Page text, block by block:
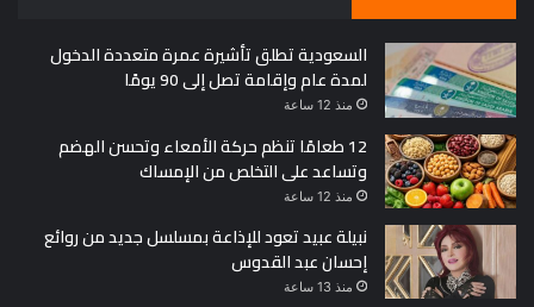
السعودية تطلق تأشيرة عمرة متعددة الدخول
لمدة عام وإقامة تصل إلى 90 يومًا
منذ 12 ساعة
12 طعامًا تنظم حركة الأمعاء وتحسن الهضم
وتساعد على التخلص من الإمساك
منذ 12 ساعة
نبيلة عبيد تعود للإذاعة بمسلسل جديد من روائع
إحسان عبد القدوس
منذ 13 ساعة